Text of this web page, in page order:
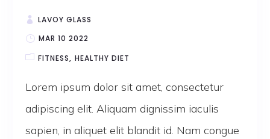
LAVOY GLASS
MAR 10 2022
FITNESS HEALTHY DIET
Lorem ipsum dolor sit amet, consectetur
adipiscing elit. Aliquam dignissim iaculis
sapien, in aliquet elit blandit id. Nam congue